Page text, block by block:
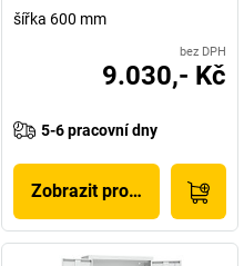
šířka 600 mm
bez DPH
9.030,- Kč
5-6 pracovní dny
Zobrazit produkt